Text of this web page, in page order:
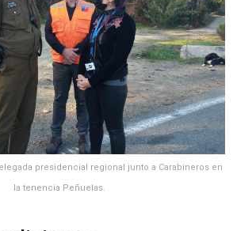
presidencial regional junto a Carabineros en
la tenencia Peñuelas.